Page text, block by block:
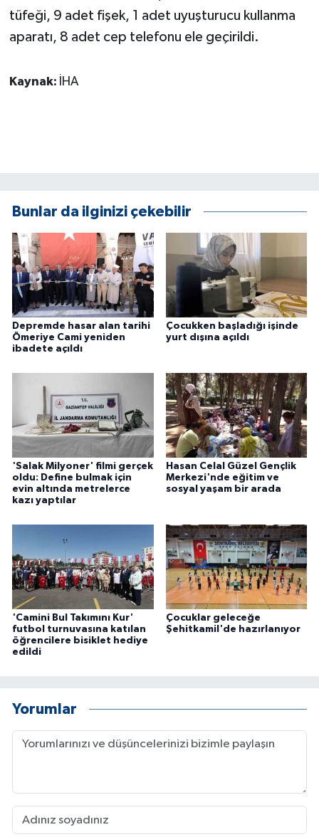
tüfeği, 9 adet fişek, 1 adet uyuşturucu kullanma
aparatı, 8 adet cep telefonu ele geçirildi.
Kaynak: İHA
Bunlar da ilginizi çekebilir
Depremde hasar alan tarihi
Ömeriye Cami yeniden
ibadete açıldı
Çocukken başladığı işinde
yurt dışına açıldı
'Salak Milyoner' filmi gerçek
oldu: Define bulmak için
evin altında metrelerce
kazı yaptılar
Hasan Celal Güzel Gençlik
Merkezi'nde eğitim ve
sosyal yaşam bir arada
'Camini Bul Takımını Kur'
futbol turnuvasına katılan
öğrencilere bisiklet hediye
edildi
Çocuklar geleceğe
Şehitkamil'de hazırlanıyor
Yorumlar
Sağlık
ÜLKE GÜNDEMİ
YAŞAM
YEREL
Yerel Haberler